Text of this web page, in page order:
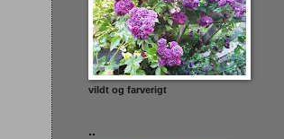
vildt og farverigt
..